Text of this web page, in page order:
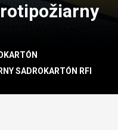
SADROKARTÓN RFI